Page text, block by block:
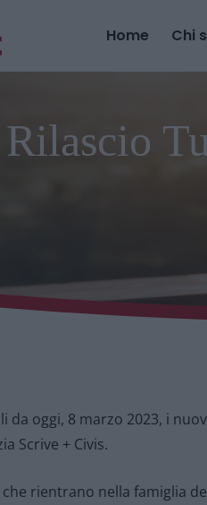
Home Chi
Rilascio
da oggi, 8 marzo 2023, i
Scrive + Civis.
rientrano nella famiglia